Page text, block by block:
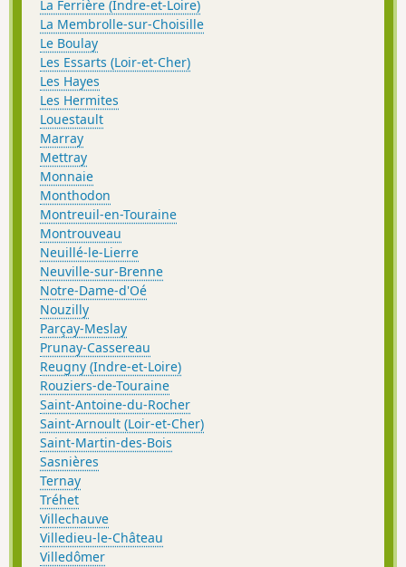
La Ferrière (Indre-et-Loire)
La Membrolle-sur-Choisille
Le Boulay
Les Essarts (Loir-et-Cher)
Les Hayes
Les Hermites
Louestault
Marray
Mettray
Monnaie
Monthodon
Montreuil-en-Touraine
Montrouveau
Neuillé-le-Lierre
Neuville-sur-Brenne
Notre-Dame-d'Oé
Nouzilly
Parçay-Meslay
Prunay-Cassereau
Reugny (Indre-et-Loire)
Rouziers-de-Touraine
Saint-Antoine-du-Rocher
Saint-Arnoult (Loir-et-Cher)
Saint-Martin-des-Bois
Sasnières
Ternay
Tréhet
Villechauve
Villedieu-le-Château
Villedômer